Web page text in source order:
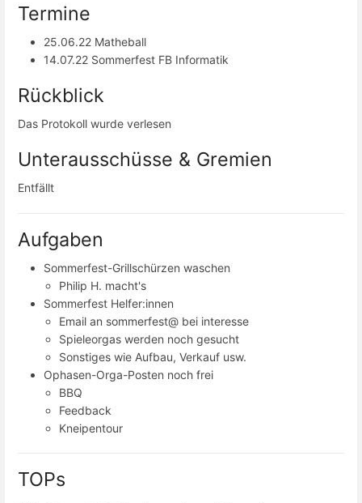
Termine
25.06.22 Matheball
14.07.22 Sommerfest FB Informatik
Rückblick
Das Protokoll wurde verlesen
Unterausschüsse & Gremien
Entfällt
Aufgaben
Sommerfest-Grillschürzen waschen
Philip H. macht's
Sommerfest Helfer:innen
Email an sommerfest@ bei interesse
Spieleorgas werden noch gesucht
Sonstiges wie Aufbau, Verkauf usw.
Ophasen-Orga-Posten noch frei
BBQ
Feedback
Kneipentour
TOPs